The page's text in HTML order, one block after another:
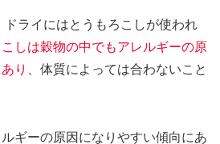
ライにはとうもろこしが使われ
しは穀物の中でもアレルギーの原
り
、体質によっては合わないこと
ギーの原因になりやすい傾向にあ